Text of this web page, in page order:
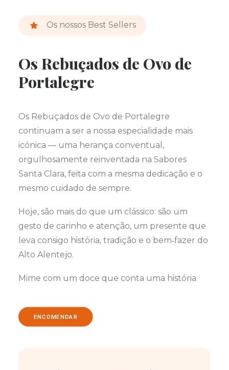
Os nossos Best Sellers
Os Rebuçados de Ovo de
Portalegre
Os Rebuçados de Ovo de Portalegre
continuam a ser a nossa especialidade mais
icónica — uma herança conventual,
orgulhosamente reinventada na Sabores
Santa Clara, feita com a mesma dedicação e o
mesmo cuidado de sempre.
Hoje, são mais do que um clássico: são um
gesto de carinho e atenção, um presente que
leva consigo história, tradição e o bem‑fazer do
Alto Alentejo.
Mime com um doce que conta uma história
ENCOMENDAR